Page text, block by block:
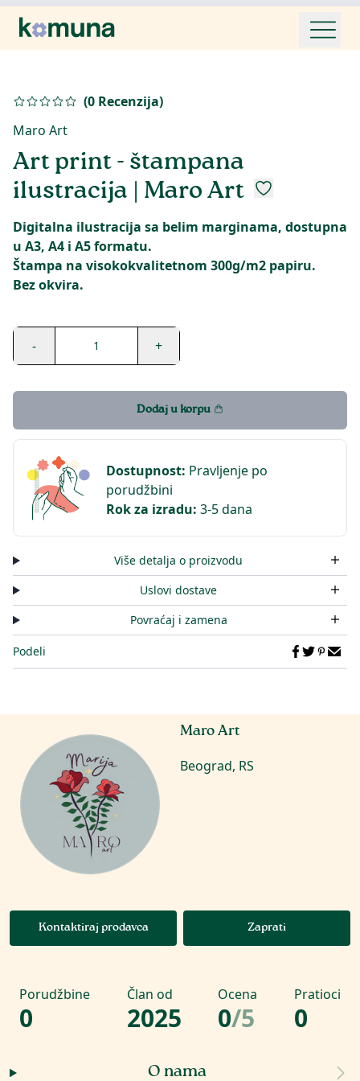
(0 Recenzija)
Maro Art
Art print - štampana
ilustracija | Maro Art
Digitalna ilustracija sa belim marginama, dostupna
u A3, A4 i A5 formatu.
Štampa na visokokvalitetnom 300g/m2 papiru.
- 1 +
Dodaj u korpu
Dostupnost: Pravljenje po
porudžbini
Rok za izradu: 3-5 dana
Više detalja o proizvodu
Uslovi dostave
Povraćaj i zamena
Podeli
Maro Art
Beograd, RS
Kontaktiraj prodavca Zaprati
Porudžbine
0
Član od
2025
Ocena
0/5
Pratioci
0
O nama